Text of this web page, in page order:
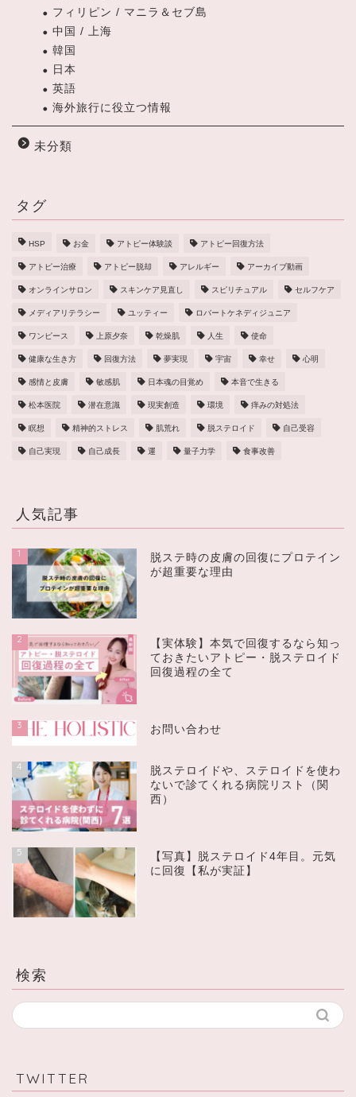
フィリピン / マニラ＆セブ島
中国 / 上海
韓国
日本
英語
海外旅行に役立つ情報
未分類
タグ
HSP お金 アトピー体験談 アトピー回復方法
アトピー治療 アトピー脱却 アレルギー アーカイブ動画
オンラインサロン スキンケア見直し スピリチュアル セルフケア
メディアリテラシー ユッティー ロバートケネディジュニア
ワンピース 上原夕奈 乾燥肌 人生 使命
健康な生き方 回復方法 夢実現 宇宙 幸せ 心明
感情と皮膚 敏感肌 日本魂の目覚め 本音で生きる
松本医院 潜在意識 現実創造 環境 痒みの対処法
瞑想 精神的ストレス 肌荒れ 脱ステロイド 自己受容
自己実現 自己成長 運 量子力学 食事改善
人気記事
1
脱ステ時の皮膚の回復にプロテイン
が超重要な理由
2
【実体験】本気で回復するなら知っ
ておきたいアトピー・脱ステロイド
回復過程の全て
3 お問い合わせ
4
脱ステロイドや、ステロイドを使わ
ないで診てくれる病院リスト（関
西）
5
【写真】脱ステロイド4年目。元気
に回復【私が実証】
検索
TWITTER